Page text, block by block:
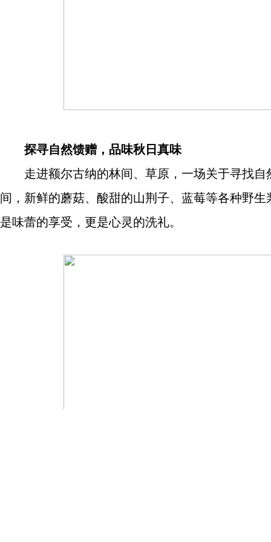
探寻自然馈赠，品味秋日真味
走进额尔古纳的林间、草原，一场关于寻找自
间，新鲜的蘑菇、酸甜的山荆子、蓝莓等各种野
是味蕾的享受，更是心灵的洗礼。